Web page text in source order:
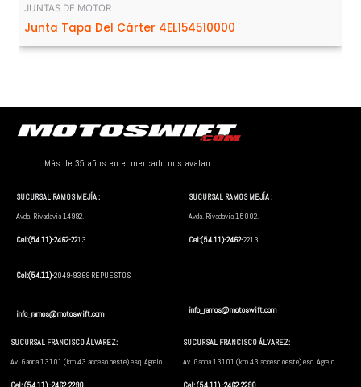
JUNTAS DE MOTOR
Junta Tapa Del Cárter 4EL154510000
Más de 35 años en el mercado nos avalan.
SUCURSAL RAMOS MEJÍA :
Avda. Rivadavia 14992.
Cel:(54.11)-2462-2213
Cel:(54.11)-2049-9369 REPUESTOS
info_ramos@motoswift.com
SUCURSAL RAMOS MEJÍA :
Avda. Rivadavia 15002.
Cel:(54.11)-2462-2213
info_ramos@motoswift.com
SUCURSAL FRANCISCO ÁLVAREZ:
Av. Gaona 13101 (km 43 acceso oeste) esq. Agrelo
SUCURSAL FRANCISCO ÁLVAREZ:
Av. Gaona 13101 (km 43 acceso oeste) esq. Agrelo